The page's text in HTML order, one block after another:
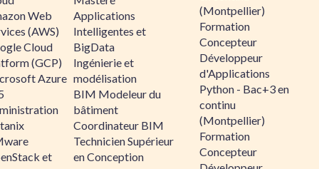
Web
(AWS)
Cloud
(GCP)
Azure
et
Applications
Intelligentes et
BigData
Ingénierie et
modélisation
BIM Modeleur du
bâtiment
Coordinateur BIM
Technicien Supérieur
en Conception
(Montpellier)
Formation
Concepteur
Développeur
d'Applications
Python - Bac+3 en
continu
(Montpellier)
Formation
Concepteur